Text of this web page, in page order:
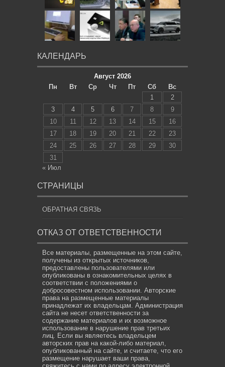
КАЛЕНДАРЬ
Август 2026
Пн
Вт Ср Чт Пт Сб
Вс
1
2
3
4 5 6 7 8
9
10
11 12 13 14 15
16
17
18 19 20 21 22
23
24
25 26 27 28 29
30
31
« Июл
СТРАНИЦЫ
ОБРАТНАЯ СВЯЗЬ
ОТКАЗ ОТ ОТВЕТСТВЕННОСТИ
Все материалы, размещенные на этом сайте,
получены из открытых источников,
предоставлены пользователями или
опубликованы в ознакомительных целях в
соответствии с положениями о
добросовестном использовании. Авторские
права на размещенные материалы
принадлежат их владельцам. Администрация
сайта не несет ответственности за
содержание материалов и их возможное
использование в нарушение прав третьих
лиц. Если вы являетесь владельцем
авторских прав на какой-либо материал,
опубликованный на сайте, и считаете, что его
размещение нарушает ваши права,